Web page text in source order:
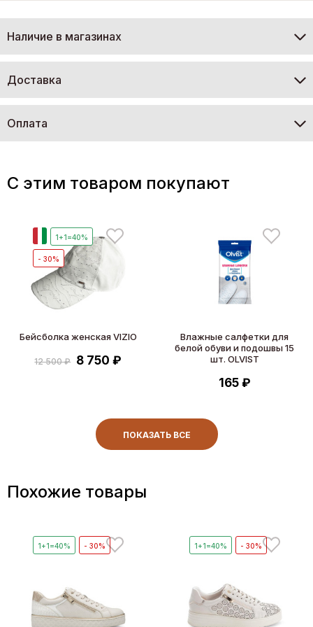
Наличие в магазинах
Доставка
Оплата
C этим товаром покупают
1+1=40%
- 30%
Бейсболка женская VIZIO
12 500 ₽ 8 750 ₽
Влажные салфетки для
белой обуви и подошвы 15
шт. OLVIST
165 ₽
ПОКАЗАТЬ ВСЕ
Похожие товары
1+1=40% - 30% 1+1=40% - 30%